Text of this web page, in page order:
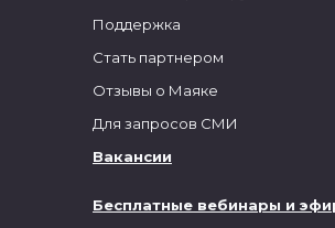
Бесплатные вебинары и
Поддержка
Стать партнером
Отзывы о Маяке
Для запросов СМИ
Вакансии